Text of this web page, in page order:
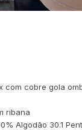
com cobre gola
ribana
Algodão 30.1